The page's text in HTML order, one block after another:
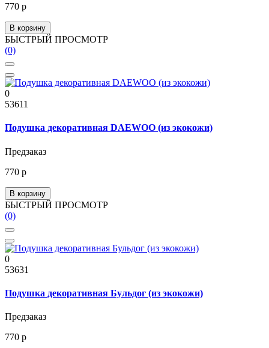
770 р
В корзину
БЫСТРЫЙ ПРОСМОТР
(0)
0
53611
Подушка декоративная DAEWOO (из экокожи)
Предзаказ
770 р
В корзину
БЫСТРЫЙ ПРОСМОТР
(0)
0
53631
Подушка декоративная Бульдог (из экокожи)
Предзаказ
770 р